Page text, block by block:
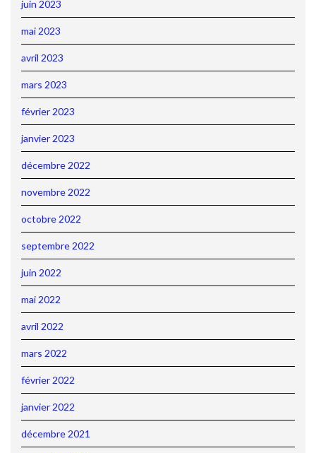
juin 2023
mai 2023
avril 2023
mars 2023
février 2023
janvier 2023
décembre 2022
novembre 2022
octobre 2022
septembre 2022
juin 2022
mai 2022
avril 2022
mars 2022
février 2022
janvier 2022
décembre 2021